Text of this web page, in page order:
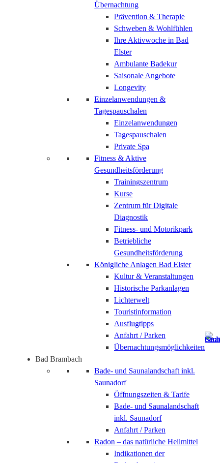
Übernachtung
Prävention & Therapie
Schweben & Wohlfühlen
Ihre Aktivwoche in Bad
Elster
Ambulante Badekur
Saisonale Angebote
Longevity
Einzelanwendungen &
Tagespauschalen
Einzelanwendungen
Tagespauschalen
Private Spa
Fitness & Aktive
Gesundheitsförderung
Trainingszentrum
Kurse
Zentrum für Digitale
Diagnostik
Fitness- und Motorikpark
Betriebliche
Gesundheitsförderung
Königliche Anlagen Bad Elster
Kultur & Veranstaltungen
Historische Parkanlagen
Lichterwelt
Touristinformation
Ausflugtipps
Anfahrt / Parken
Übernachtungsmöglichkeiten
Bad Brambach
Bade- und Saunalandschaft inkl.
Saunadorf
Öffnungszeiten & Tarife
Bade- und Saunalandschaft
inkl. Saunadorf
Anfahrt / Parken
Radon – das natürliche Heilmittel
Indikationen der